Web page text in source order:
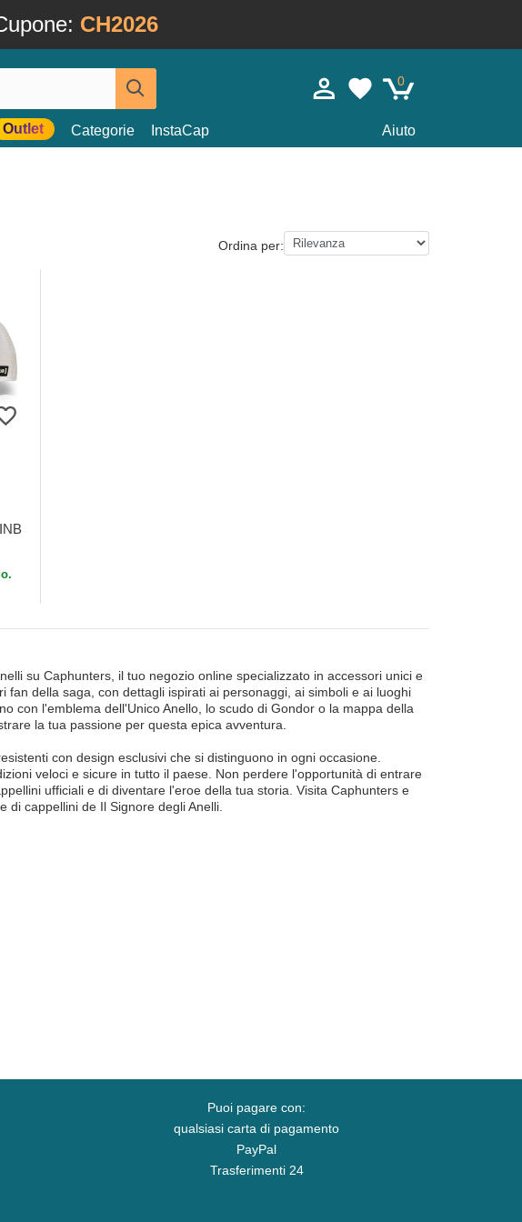
CH2026
0
Outlet Categorie InstaCap Aiuto
Ordina per:
su Caphunters, il tuo negozio online specializzato in accessori unici e
della saga, con dettagli ispirati ai personaggi, ai simboli e ai luoghi
con l'emblema dell'Unico Anello, lo scudo di Gondor o la mappa della
la tua passione per questa epica avventura.
con design esclusivi che si distinguono in ogni occasione.
veloci e sicure in tutto il paese. Non perdere l'opportunità di entrare
ufficiali e di diventare l'eroe della tua storia. Visita Caphunters e
di cappellini de Il Signore degli Anelli.
Puoi pagare con:
qualsiasi carta di pagamento
PayPal
Trasferimenti 24